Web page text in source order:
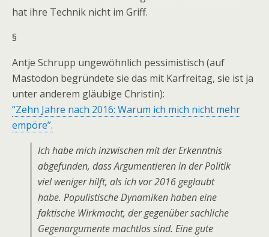
hat ihre Technik nicht im Griff.
§
Antje Schrupp ungewöhnlich pessimistisch (auf
Mastodon begründete sie das mit Karfreitag, sie ist ja
unter anderem gläubige Christin):
“Zehn Jahre nach 2016: Warum ich mich nicht mehr
empöre”.
Ich habe mich inzwischen mit der Erkenntnis
abgefunden, dass Argumentieren in der Politik
viel weniger hilft, als ich vor 2016 geglaubt
habe. Populistische Dynamiken haben eine
faktische Wirkmacht, der gegenüber sachliche
Gegenargumente machtlos sind. Eine gute